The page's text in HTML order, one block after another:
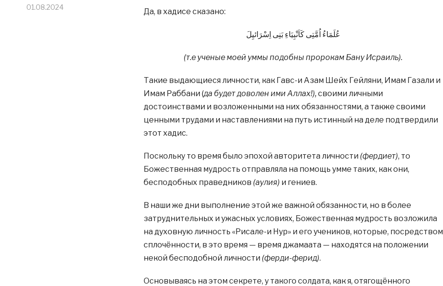
01.08.2024 Да, в хадисе сказано:
عُلَمَاءُ اُمَّتِى كَاَنْبِيَاءِ بَنِى اِسْرَائيِلَ
(т.е ученые моей уммы подобны пророкам Бану Исраиль).
Такие выдающиеся личности, как Гавс-и Азам Шейх Гейляни, Имам Газали и
Имам Раббани (да будет доволен ими Аллах!),своими личными
достоинствами и возложенными на них обязанностями, а также своими
ценными трудами и наставлениями на путь истинный на деле подтвердили
этот хадис.
Поскольку то время было эпохой авторитета личности (фердиет), то
Божественная мудрость отправляла на помощь умме таких, как они,
бесподобных праведников (аулия) и гениев.
В наши же дни выполнение этой же важной обязанности, но в более
затруднительных и ужасных условиях, Божественная мудрость возложила
на духовную личность «Рисале-и Нур» и его учеников, которые, посредством
сплочённости, в это время — время джамаата — находятся на положении
некой бесподобной личности (ферди-ферид).
Основываясь на этом секрете, у такого солдата, как я, отягощённого